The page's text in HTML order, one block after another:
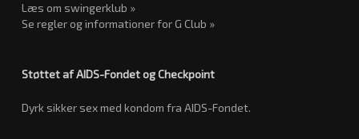
Læs om swingerklub »
Se regler og informationer for G Club »
Støttet af AIDS-Fondet og Checkpoint
Dyrk sikker sex med kondom fra AIDS-Fondet.